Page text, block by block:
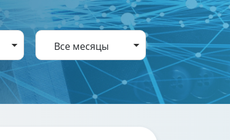
Все месяцы